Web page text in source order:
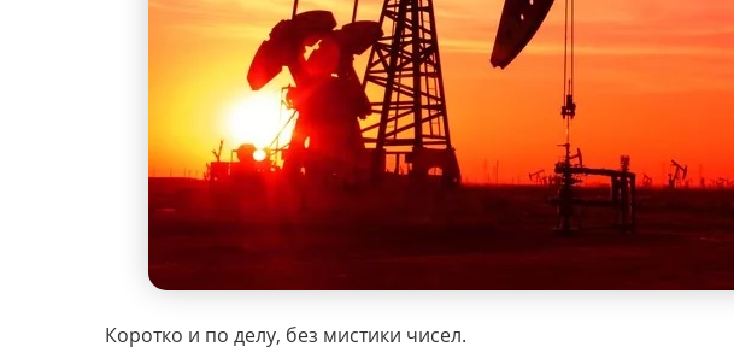
Коротко и по делу, без мистики чисел.